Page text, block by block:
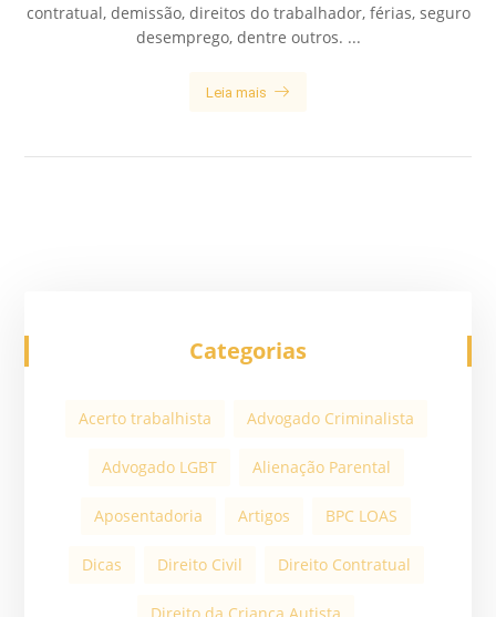
contratual, demissão, direitos do trabalhador, férias, seguro
desemprego, dentre outros. ...
Leia mais
Categorias
Acerto trabalhista Advogado Criminalista
Advogado LGBT Alienação Parental
Aposentadoria Artigos BPC LOAS
Dicas Direito Civil Direito Contratual